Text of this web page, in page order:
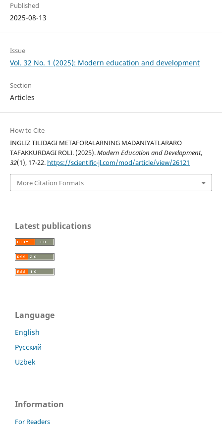
Published
2025-08-13
Issue
Vol. 32 No. 1 (2025): Modern education and development
Section
Articles
How to Cite
INGLIZ TILIDAGI METAFORALARNING MADANIYATLARARO
TAFAKKURDAGI ROLI. (2025).Modern Education and Development,
32(1), 17-22. https://scientific-jl.com/mod/article/view/26121
More Citation Formats
Latest publications
Language
English
Русский
Uzbek
Information
For Readers